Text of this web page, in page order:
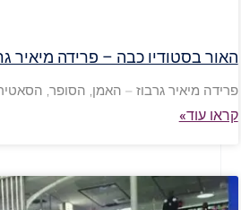
האור בסטודיו כבה – פרידה מיאיר
פרידה מיאיר גרבוז – האמן, הסופר,
קראו עוד»